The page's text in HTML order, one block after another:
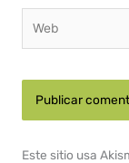
Este sitio usa